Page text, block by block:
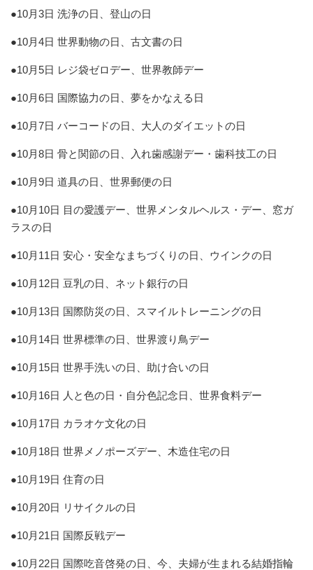
●10月3日 洗浄の日、登山の日
●10月4日 世界動物の日、古文書の日
●10月5日 レジ袋ゼロデー、世界教師デー
●10月6日 国際協力の日、夢をかなえる日
●10月7日 バーコードの日、大人のダイエットの日
●10月8日 骨と関節の日、入れ歯感謝デー・歯科技工の日
●10月9日 道具の日、世界郵便の日
●10月10日 目の愛護デー、世界メンタルヘルス・デー、窓ガ
ラスの日
●10月11日 安心・安全なまちづくりの日、ウインクの日
●10月12日 豆乳の日、ネット銀行の日
●10月13日 国際防災の日、スマイルトレーニングの日
●10月14日 世界標準の日、世界渡り鳥デー
●10月15日 世界手洗いの日、助け合いの日
●10月16日 人と色の日・自分色記念日、世界食料デー
●10月17日 カラオケ文化の日
●10月18日 世界メノポーズデー、木造住宅の日
●10月19日 住育の日
●10月20日 リサイクルの日
●10月21日 国際反戦デー
●10月22日 国際吃音啓発の日、今、夫婦が生まれる結婚指輪